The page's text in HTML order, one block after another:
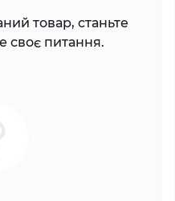
товар, станьте
своє питання.